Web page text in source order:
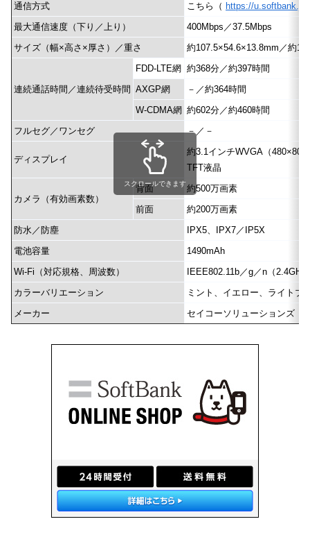
通信方式 こちら（ https://
最大通信速度（下り／上り）
400Mbps／37.5Mbps
サイズ（幅×高さ×厚さ）／重さ
約107.5×54.6×13.8mm／約
連続通話時間／連続待受時間
FDD-LTE網 約368分／約397時間
AXGP網
－／約364時間
W-CDMA網 約602分／約460時間
フルセグ／ワンセグ
－／－
ディスプレイ
約3.1インチWVGA（480×800
TFT液晶
カメラ（有効画素数）
背面
約500万画素
前面
約200万画素
防水／防塵
IPX5、IPX7／IP5X
電池容量
1490mAh
Wi-Fi（対応規格、周波数）
IEEE802.11b／g／n（2.4GHz
カラーバリエーション
ミント、イエロー、ライトブ
メーカー
セイコーソリューションズ
スクロールできます